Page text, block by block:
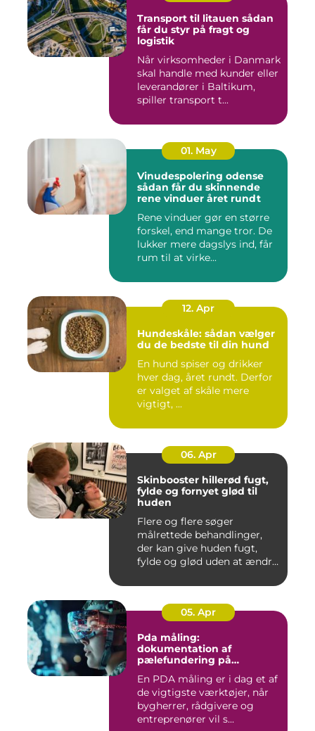
Transport til litauen sådan
får du styr på fragt og
logistik
Når virksomheder i Danmark
skal handle med kunder eller
leverandører i Baltikum,
spiller transport t...
01. May
Vinudespolering odense
sådan får du skinnende
rene vinduer året rundt
Rene vinduer gør en større
forskel, end mange tror. De
lukker mere dagslys ind, får
rum til at virke...
12. Apr
Hundeskåle: sådan vælger
du de bedste til din hund
En hund spiser og drikker
hver dag, året rundt. Derfor
er valget af skåle mere
vigtigt, ...
06. Apr
Skinbooster hillerød fugt,
fylde og fornyet glød til
huden
Flere og flere søger
målrettede behandlinger,
der kan give huden fugt,
fylde og glød uden at ændre
05. Apr
Pda måling:
dokumentation af
pælefundering på
En PDA måling er i dag et af
de vigtigste værktøjer, når
bygherrer, rådgivere og
entreprenører vil s...